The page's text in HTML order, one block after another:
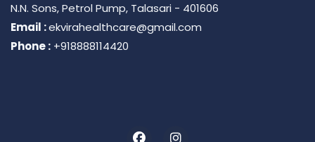
N.N. Sons, Petrol Pump, Talasari - 401606
Email :ekvirahealthcare@gmail.com
Phone : +918888114420